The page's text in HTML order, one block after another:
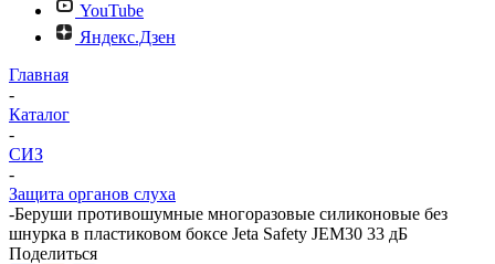
YouTube
Яндекс.Дзен
Главная
-
Каталог
-
СИЗ
-
Защита органов слуха
-Беруши противошумные многоразовые силиконовые без
шнурка в пластиковом боксе Jeta Safety JEM30 33 дБ
Поделиться